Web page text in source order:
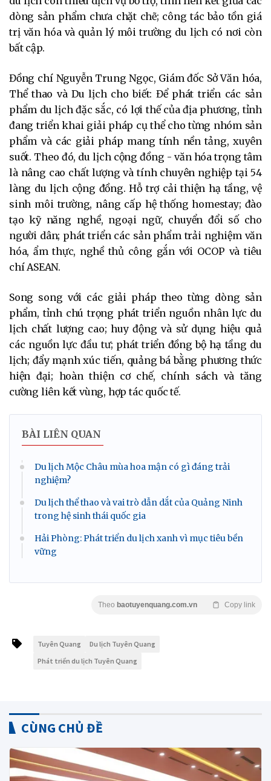
dòng sản phẩm chưa chặt chẽ; công tác bảo tồn giá
trị văn hóa và quản lý môi trường du lịch có nơi còn
bất cập.
Đồng chí Nguyễn Trung Ngọc, Giám đốc Sở Văn hóa,
Thể thao và Du lịch cho biết: Để phát triển các sản
phẩm du lịch đặc sắc, có lợi thế của địa phương, tỉnh
đang triển khai giải pháp cụ thể cho từng nhóm sản
phẩm và các giải pháp mang tính nền tảng, xuyên
suốt. Theo đó, du lịch cộng đồng - văn hóa trọng tâm
là nâng cao chất lượng và tính chuyên nghiệp tại 54
làng du lịch cộng đồng. Hỗ trợ cải thiện hạ tầng, vệ
sinh môi trường, nâng cấp hệ thống homestay; đào
tạo kỹ năng nghề, ngoại ngữ, chuyển đổi số cho
người dân; phát triển các sản phẩm trải nghiệm văn
hóa, ẩm thực, nghề thủ công gắn với OCOP và tiêu
chí ASEAN.
Song song với các giải pháp theo từng dòng sản
phẩm, tỉnh chú trọng phát triển nguồn nhân lực du
lịch chất lượng cao; huy động và sử dụng hiệu quả
các nguồn lực đầu tư; phát triển đồng bộ hạ tầng du
lịch; đẩy mạnh xúc tiến, quảng bá bằng phương thức
hiện đại; hoàn thiện cơ chế, chính sách và tăng
cường liên kết vùng, hợp tác quốc tế.
BÀI LIÊN QUAN
Du lịch Mộc Châu mùa hoa mận có gì đáng trải
nghiệm?
Du lịch thể thao và vai trò dẫn dắt của Quảng Ninh
trong hệ sinh thái quốc gia
Hải Phòng: Phát triển du lịch xanh vì mục tiêu bền
vững
Theo baotuyenquang.com.vn Copy link
Tuyên Quang
Du lịch Tuyên Quang
Phát triển du lịch Tuyên Quang
CÙNG CHỦ ĐỀ